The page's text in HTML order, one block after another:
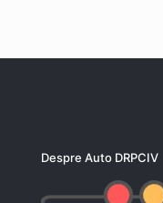
Despre Auto DRPCIV